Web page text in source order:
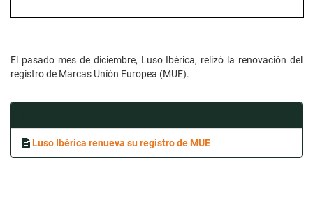
El pasado mes de diciembre, Luso Ibérica, relizó la renovación del
registro de Marcas Uníón Europea (MUE).
Luso Ibérica renueva su registro de MUE